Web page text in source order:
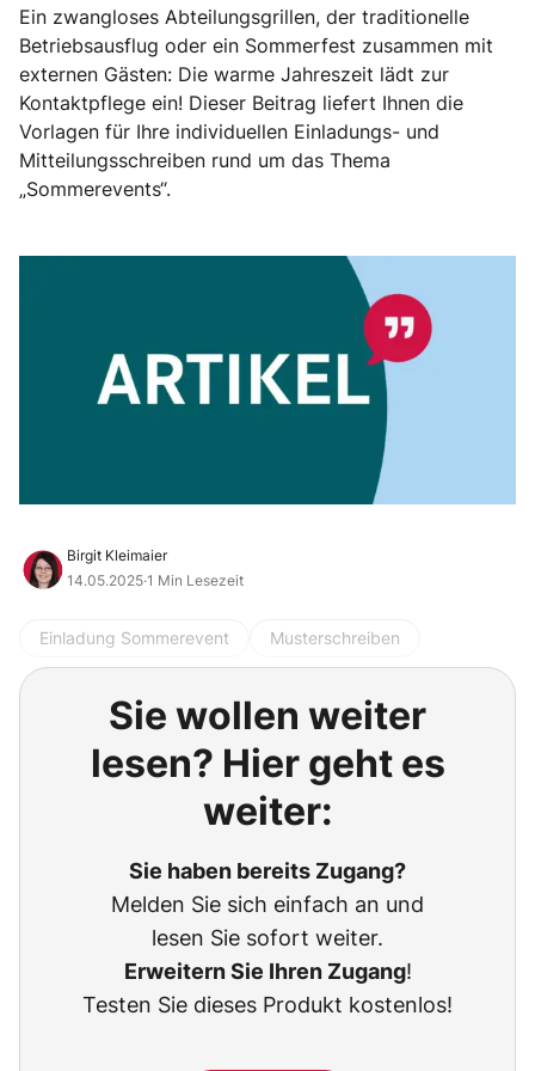
Ein zwangloses Abteilungsgrillen, der traditionelle
Betriebsausflug oder ein Sommerfest zusammen mit
externen Gästen: Die warme Jahreszeit lädt zur
Kontaktpflege ein! Dieser Beitrag liefert Ihnen die
Vorlagen für Ihre individuellen Einladungs- und
Mitteilungsschreiben rund um das Thema
„Sommerevents“.
Birgit Kleimaier
14.05.2025·1 Min Lesezeit
Einladung Sommerevent Musterschreiben
Sie wollen weiter
lesen? Hier geht es
weiter:
Sie haben bereits Zugang?
Melden Sie sich einfach an und
lesen Sie sofort weiter.
Erweitern Sie Ihren Zugang!
Testen Sie dieses Produkt kostenlos!